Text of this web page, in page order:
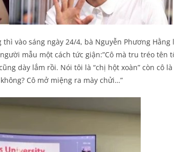
vào sáng ngày 24/4, bà Nguyễn Phương Hằng
mẫu một cách tức giận:”Cô mà tru tréo tên
dày lắm rồi. Nói tôi là “chị hột xoàn” còn cô là
Cô mở miệng ra mày chửi…”